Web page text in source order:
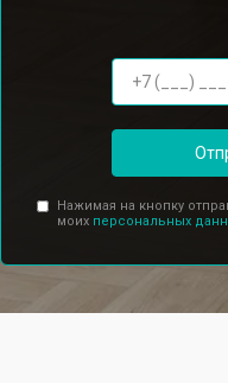
Нажимая на кнопку
моих персональных